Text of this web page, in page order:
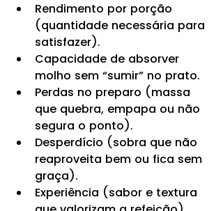
Rendimento por porção
(quantidade necessária para
satisfazer).
Capacidade de absorver
molho sem “sumir” no prato.
Perdas no preparo (massa
que quebra, empapa ou não
segura o ponto).
Desperdício (sobra que não
reaproveita bem ou fica sem
graça).
Experiência (sabor e textura